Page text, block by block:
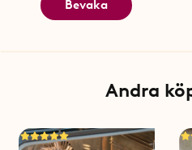
Bevaka
Andra